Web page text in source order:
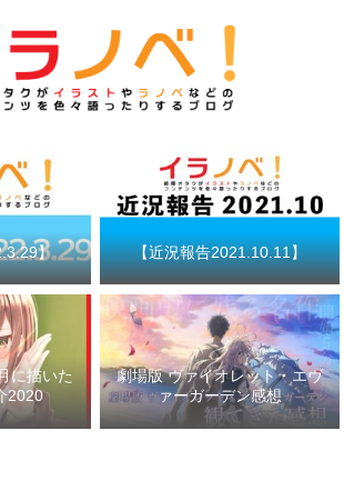
】 【近況報告2021.10.11】
に描いた
2020
劇場版 ヴァイオレット・エヴ
ァーガーデン感想